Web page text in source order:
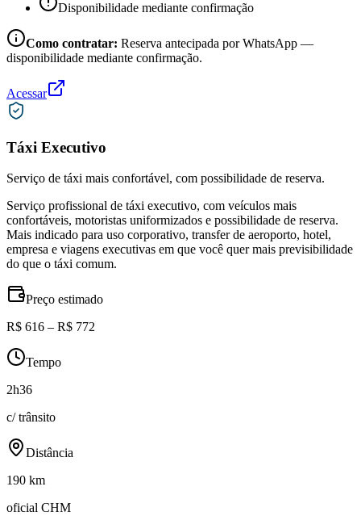
Disponibilidade mediante confirmação
Como contratar: Reserva antecipada por WhatsApp —
disponibilidade mediante confirmação.
Acessar
Táxi Executivo
Serviço de táxi mais confortável, com possibilidade de reserva.
Serviço profissional de táxi executivo, com veículos mais
confortáveis, motoristas uniformizados e possibilidade de reserva.
Mais indicado para uso corporativo, transfer de aeroporto, hotel,
empresa e viagens executivas em que você quer mais previsibilidade
do que o táxi comum.
Preço estimado
R$ 616 – R$ 772
Tempo
2h36
c/ trânsito
Distância
190 km
oficial CHM